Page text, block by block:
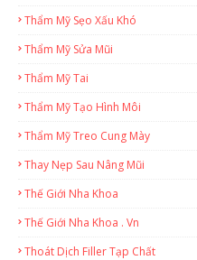
Thẩm Mỹ Sẹo Xấu Khó
Thẩm Mỹ Sửa Mũi
Thẩm Mỹ Tai
Thẩm Mỹ Tạo Hình Môi
Thẩm Mỹ Treo Cung Mày
Thay Nẹp Sau Nâng Mũi
Thế Giới Nha Khoa
Thế Giới Nha Khoa . Vn
Thoát Dịch Filler Tạp Chất